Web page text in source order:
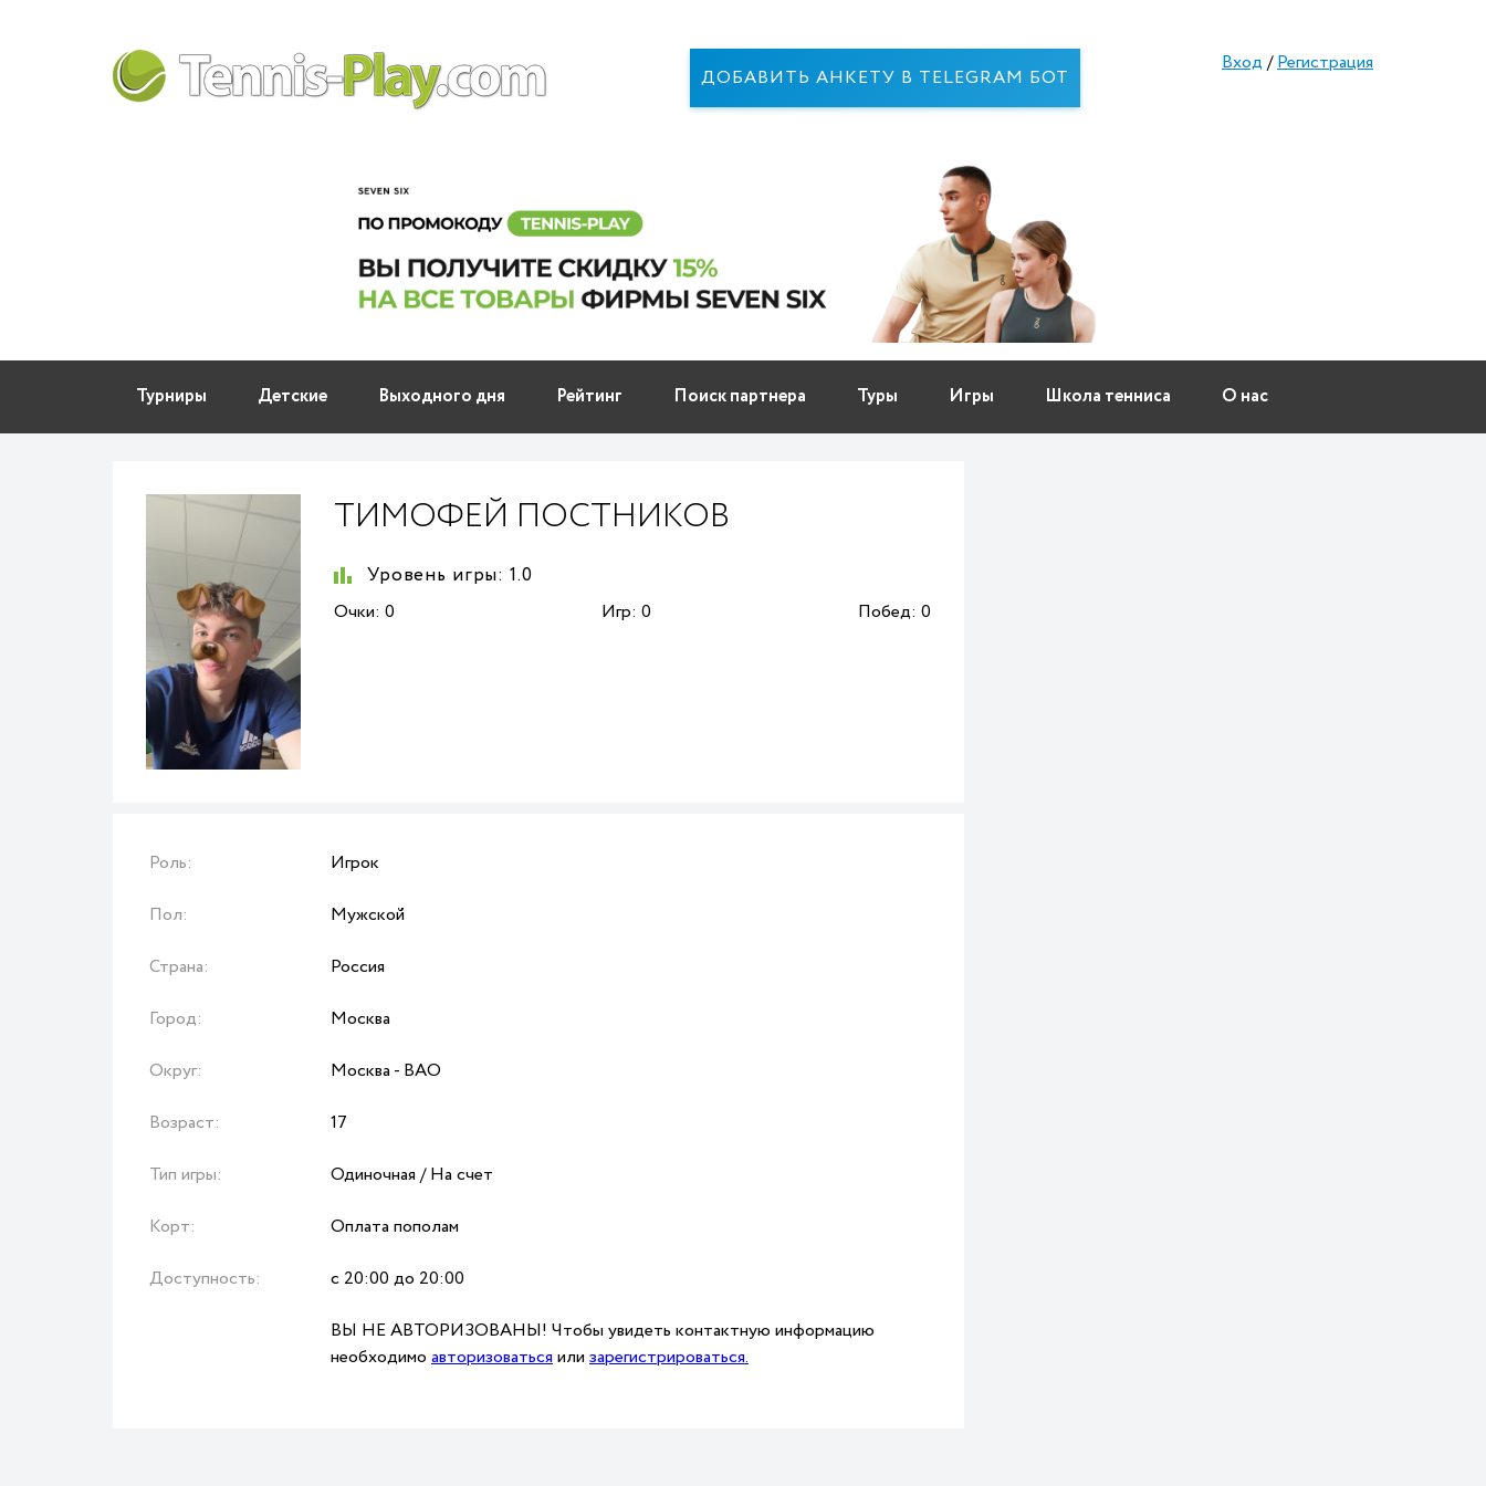
ДОБАВИТЬ АНКЕТУ В TELEGRAM БОТ
Вход /Регистрация
Турниры Детские Выходного дня Рейтинг Поиск партнера Туры Игры Школа тенниса О нас
ТИМОФЕЙ ПОСТНИКОВ
Уровень игры: 1.0
Очки: 0 Игр: 0 Побед: 0
Роль: Игрок
Пол: Мужской
Страна: Россия
Город: Москва
Округ: Москва - ВАО
Возраст: 17
Тип игры: Одиночная / На счет
Корт: Оплата пополам
Доступность: с 20:00 до 20:00
ВЫ НЕ АВТОРИЗОВАНЫ! Чтобы увидеть контактную информацию
необходимо авторизоватьсяили зарегистрироваться.